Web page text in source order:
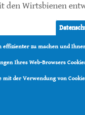
den Wirtsbienen
mit ihren
effizienter zu machen und
Ihres Web-Browsers
der Verwendung von